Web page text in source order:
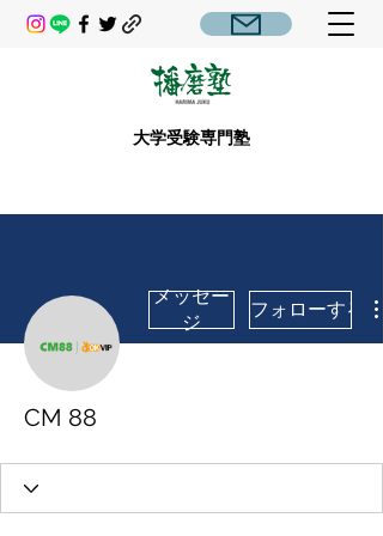
大学受験専門塾
メッセー
ジ
フォローする
CM 88